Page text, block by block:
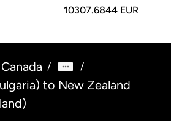
10307.6844 EUR
/ /
to New Zealand